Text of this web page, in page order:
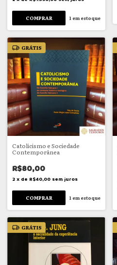
1em estoque
GRÁTIS
Catolicismo e Sociedade
Contemporânea
R$80,00
2 x de R$40,00 sem juros
1 em estoque
GRÁTIS